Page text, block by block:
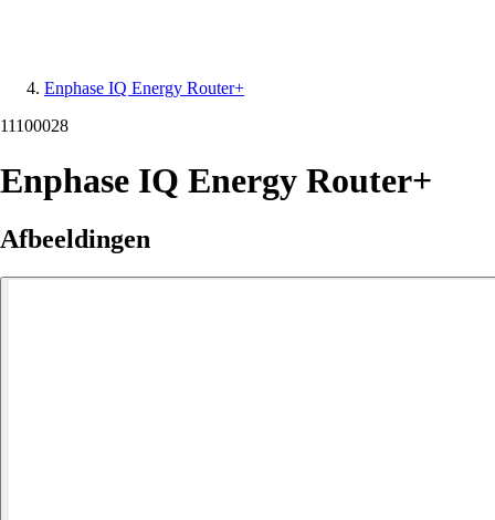
Enphase IQ Energy Router+
11100028
Enphase IQ Energy Router+
Afbeeldingen